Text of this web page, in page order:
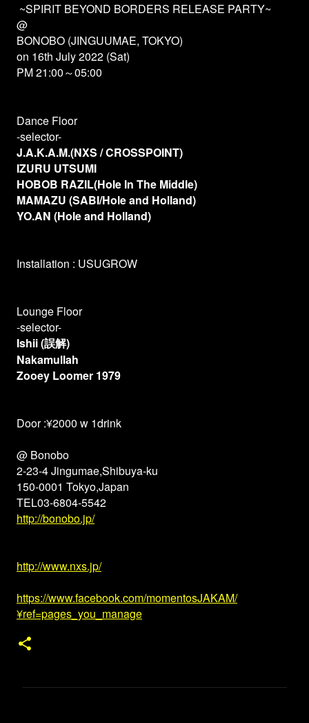
~SPIRIT BEYOND BORDERS RELEASE PARTY~
@
BONOBO (JINGUUMAE, TOKYO)
on 16th July 2022 (Sat)
PM 21:00～05:00
Dance Floor
-selector-
J.A.K.A.M.(NXS / CROSSPOINT)
IZURU UTSUMI
HOBOB RAZIL(Hole In The Middle)
MAMAZU (SABI/Hole and Holland)
YO.AN (Hole and Holland)
Installation : USUGROW
Lounge Floor
-selector-
Ishii (誤解)
Nakamullah
Zooey Loomer 1979
Door :¥2000 w 1drink
@ Bonobo
2-23-4 Jingumae,Shibuya-ku
150-0001 Tokyo,Japan
TEL03-6804-5542
http://bonobo.jp/
http://www.nxs.jp/
https://www.facebook.com/momentosJAKAM/
¥ref=pages_you_manage